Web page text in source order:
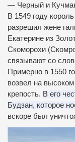
— Черный и
В 1549 году
разрешил жене
Екатерине из
Скоморохи
связывают со
Примерно в 1550
возвел на
крепость. В его
Будзан, которое
вскоре был